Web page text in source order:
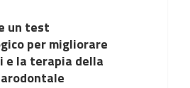
un test
per migliorare
e la terapia della